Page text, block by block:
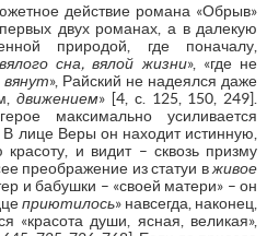
действие романа «Обрыв»
двух романах, а в далекую
природой, где поначалу,
вялого сна, вялой жизни», «где не
вянут», Райский не надеялся даже
движением» [4, с. 125, 150, 249].
максимально усиливается
лице Веры он находит истинную,
красоту, и видит – сквозь призму
преображение из статуи вживое
и бабушки – «своей матери» – он
приютилось» навсегда, наконец,
«красота души, ясная, великая»,